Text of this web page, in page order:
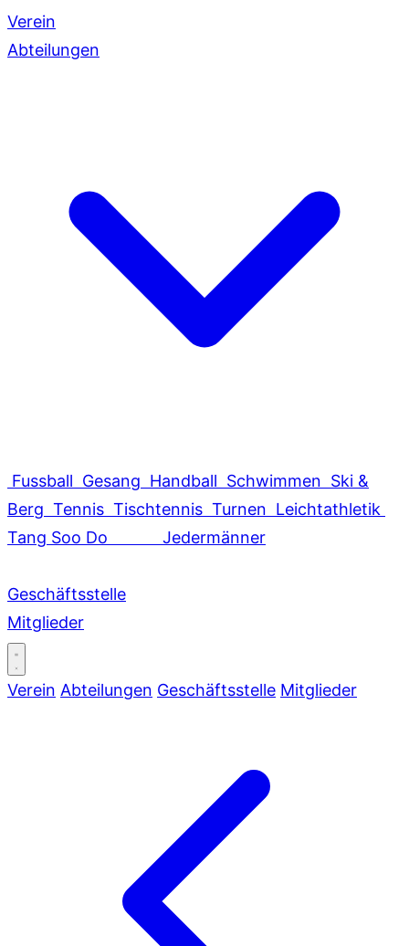
Verein
Abteilungen
Fussball Gesang Handball Schwimmen Ski &
Berg Tennis Tischtennis Turnen Leichtathletik
Tang Soo Do
Jedermänner
Geschäftsstelle
Mitglieder
Verein Abteilungen Geschäftsstelle Mitglieder